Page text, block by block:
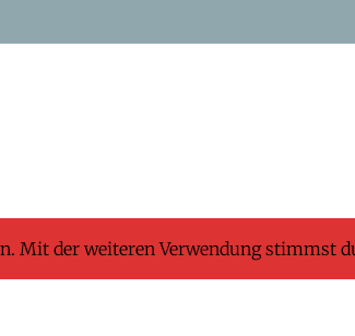
Mit der weiteren Verwendung stimmst